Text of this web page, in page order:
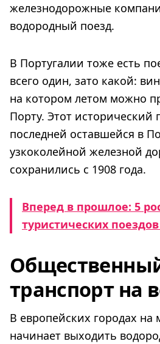
железнодорожные
водородный поезд.
В Португалии тоже есть
всего один, зато какой:
на котором летом можно
Порту. Этот исторический
последней оставшейся в
узкоколейной железной
сохранились с 1908 года.
Вперед в прошлое: 5
туристических
транспорт на
В европейских городах
начинает выходить